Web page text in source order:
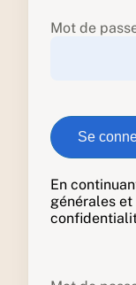
Mot de
En
générales